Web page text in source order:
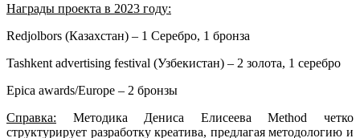
Награды проекта в 2023 году:
Redjolbors (Казахстан) – 1 Серебро, 1 бронза
Tashkent advertising festival (Узбекистан) – 2 золота, 1 серебро
Epica awards/Europe – 2 бронзы
Справка: Методика Дениса ЕлисееваMethod четко
структурирует разработку креатива, предлагая методологию и